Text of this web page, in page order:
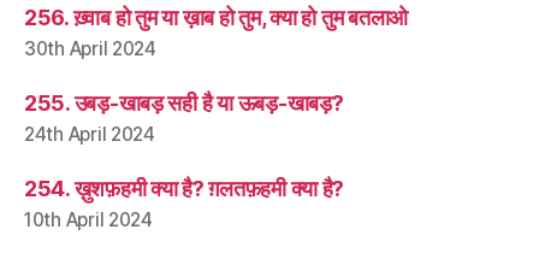
256. ख़्वाब हो तुम या ख़ाब हो तुम, क्या हो तुम बतलाओ
30th April 2024
255. उबड़-खाबड़ सही है या ऊबड़-खाबड़?
24th April 2024
254. ख़ुशफ़हमी क्या है? ग़लतफ़हमी क्या है?
10th April 2024